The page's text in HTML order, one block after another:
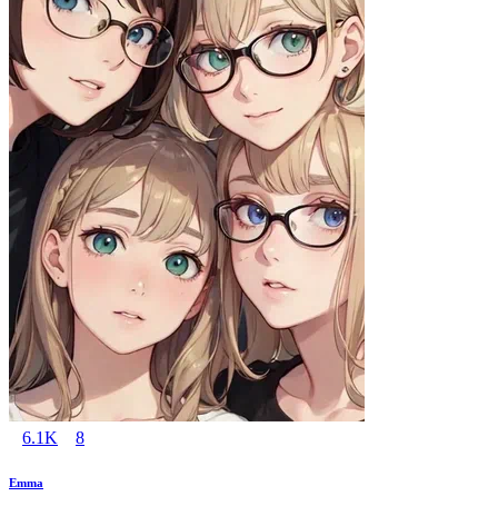
6.1K 8
Emma